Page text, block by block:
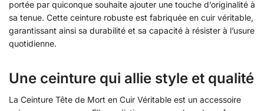
portée par quiconque souhaite ajouter une touche d’originalité à
sa tenue. Cette ceinture robuste est fabriquée en cuir véritable,
garantissant ainsi sa durabilité et sa capacité à résister à l’usure
quotidienne.
Une ceinture qui allie style et qualité
La Ceinture Tête de Mort en Cuir Véritable est un accessoire